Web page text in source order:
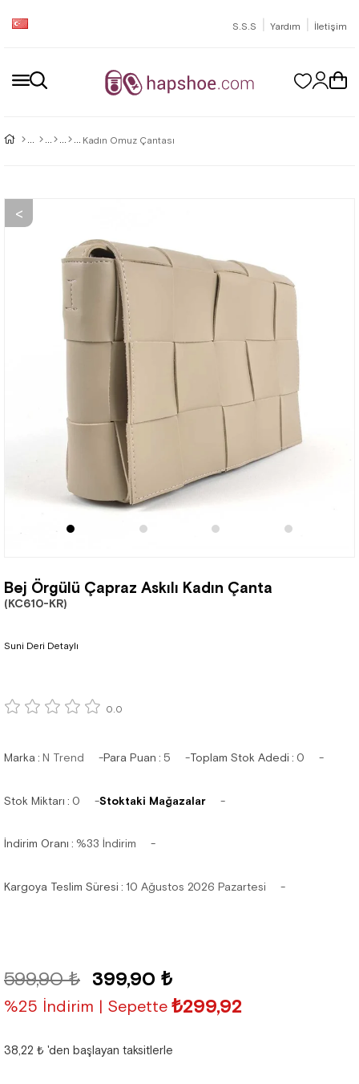
S.S.S | Yardım | İletişim
Kadın Omuz Çantası
Bej Örgülü Çapraz Askılı Kadın Çanta
(KC610-KR)
Suni Deri Detaylı
0.0
Marka: N Trend Para Puan : 5 Toplam Stok Adedi : 0
Stok Miktarı : 0 Stoktaki Mağazalar
İndirim Oranı : %33 İndirim
Kargoya Teslim Süresi : 10 Ağustos 2026 Pazartesi
599,90 ₺ 399,90 ₺
%25 İndirim | Sepette ₺299,92
38,22 ₺ 'den başlayan taksitlerle